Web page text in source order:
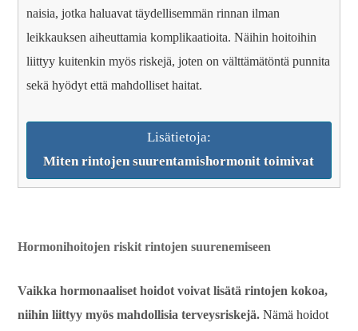
naisia, jotka haluavat täydellisemmän rinnan ilman
leikkauksen aiheuttamia komplikaatioita. Näihin hoitoihin
liittyy kuitenkin myös riskejä, joten on välttämätöntä punnita
sekä hyödyt että mahdolliset haitat.
Lisätietoja:
Miten rintojen suurentamishormonit toimivat
Hormonihoitojen riskit rintojen suurenemiseen
Vaikka hormonaaliset hoidot voivat lisätä rintojen kokoa,
niihin liittyy myös mahdollisia terveysriskejä. Nämä hoidot